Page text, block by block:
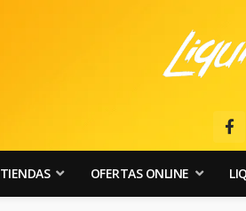
TIENDAS OFERTAS ONLINE